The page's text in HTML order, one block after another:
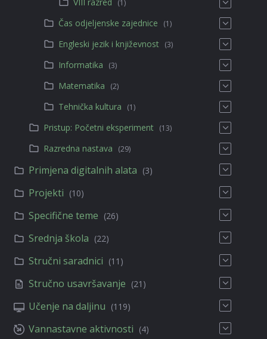
(1)
Čas odjeljenske zajednice (1)
Engleski jezik i književnost (3)
Informatika (3)
Matematika (2)
Tehnička kultura (1)
Pristup: Početni eksperiment (13)
Razredna nastava (29)
Primjena digitalnih alata (3)
Projekti (10)
Specifične teme (26)
Srednja škola (22)
Stručni saradnici (11)
Stručno usavršavanje (21)
Učenje na daljinu (119)
Vannastavne aktivnosti (4)